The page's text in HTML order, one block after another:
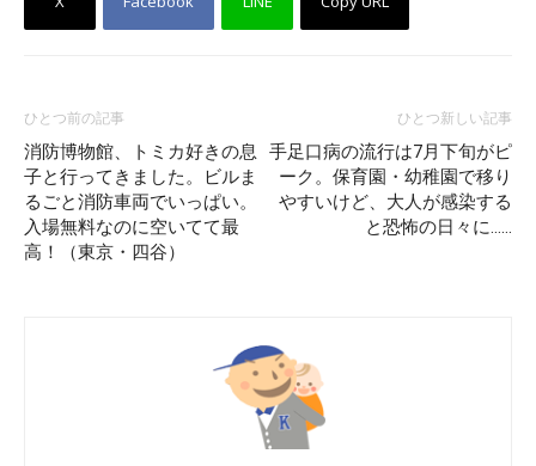
ひとつ前の記事
消防博物館、トミカ好きの息
子と行ってきました。ビルま
るごと消防車両でいっぱい。
入場無料なのに空いてて最
高！（東京・四谷）
ひとつ新しい記事
手足口病の流行は7月下旬がピ
ーク。保育園・幼稚園で移り
やすいけど、大人が感染する
と恐怖の日々に……